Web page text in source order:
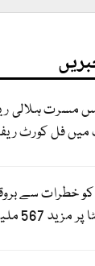
مسرت ہلالی
میں فل کورٹ
خطرات سے
567 ملین ڈالر جرمانہ